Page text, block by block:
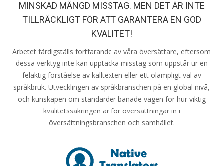
MINSKAD MÄNGD MISSTAG. MEN DET ÄR INTE
TILLRÄCKLIGT FÖR ATT GARANTERA EN GOD
KVALITET!
Arbetet färdigställs fortfarande av våra översättare, eftersom
dessa verktyg inte kan upptäcka misstag som uppstår ur en
felaktig förståelse av källtexten eller ett olämpligt val av
språkbruk. Utvecklingen av språkbranschen på en global nivå,
och kunskapen om standarder banade vägen för hur viktig
kvalitetssäkringen är för översättningar in i
översättningsbranschen och samhället.